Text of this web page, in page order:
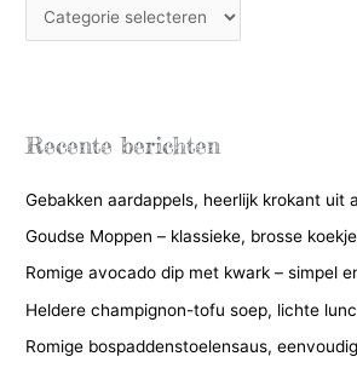
a
g
r
i
e
ë
Recente berichten
Gebakken aardappels, heerlijk krokant uit
Goudse Moppen – klassieke, brosse
Romige avocado dip met kwark – simpel
Heldere champignon-tofu soep, lichte
Romige bospaddenstoelensaus,